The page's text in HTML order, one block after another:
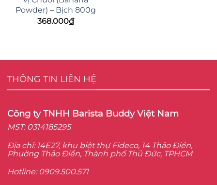
Powder) – Bịch 800g
368.000₫
THÔNG TIN LIÊN HỆ
Công ty TNHH Barista Buddy Việt Nam
MST: 0314185295
Địa chỉ: 14E27, khu biệt thự Fideco, 14 Thảo Điền,
Phường Thảo Điền, Thành phố Thủ Đức, TPHCM
Hotline: 0909.500.571